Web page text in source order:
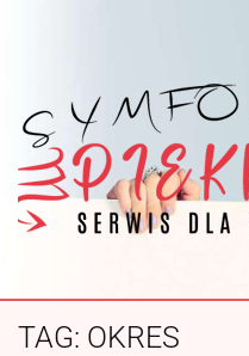
TAG: OKRES